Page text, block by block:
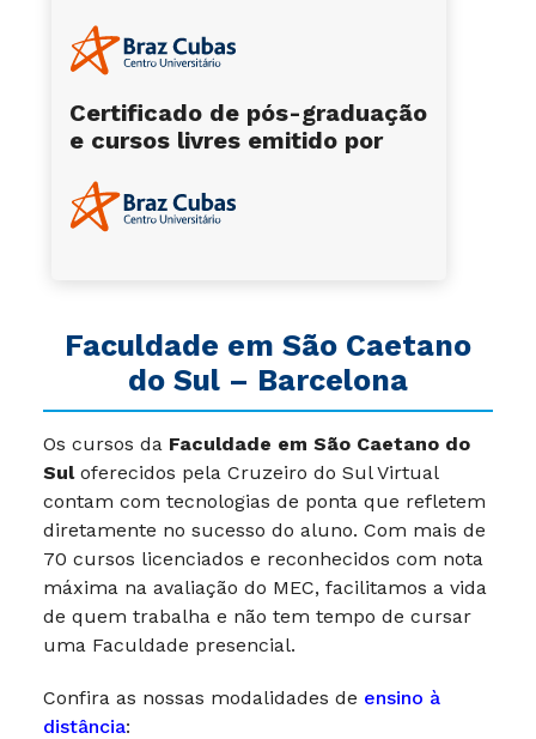
Faculdade em São Caetano
do Sul – Barcelona
Os cursos da Faculdade em São Caetano do
Suloferecidos pela Cruzeiro do Sul Virtual
contam com tecnologias de ponta que refletem
diretamente no sucesso do aluno. Com mais de
70 cursos licenciados e reconhecidos com nota
máxima na avaliação do MEC, facilitamos a vida
de quem trabalha e não tem tempo de cursar
uma Faculdade presencial.
Confira as nossas modalidades de ensino à
distância:
Certificado de pós-graduação
e cursos livres emitido por